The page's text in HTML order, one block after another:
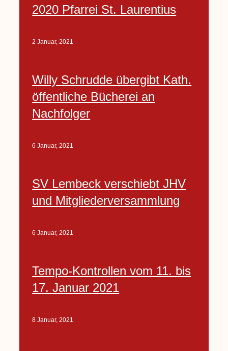
2020 Pfarrei St. Laurentius
2 Januar, 2021
Willy Schrudde übergibt Kath.
öffentliche Bücherei an
Nachfolger
6 Januar, 2021
SV Lembeck verschiebt JHV
und Mitgliederversammlung
6 Januar, 2021
Tempo-Kontrollen vom 11. bis
17. Januar 2021
8 Januar, 2021